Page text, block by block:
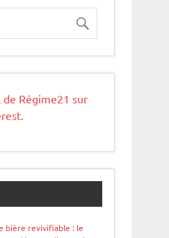
Régime21 sur
bière revivifiable : le